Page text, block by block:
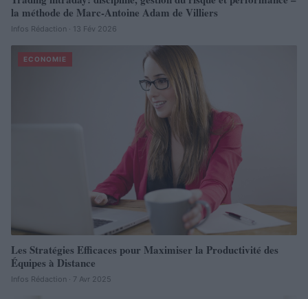
la méthode de Marc-Antoine Adam de Villiers
Infos Rédaction · 13 Fév 2026
ECONOMIE
Les Stratégies Efficaces pour Maximiser la Productivité des
Équipes à Distance
Infos Rédaction · 7 Avr 2025